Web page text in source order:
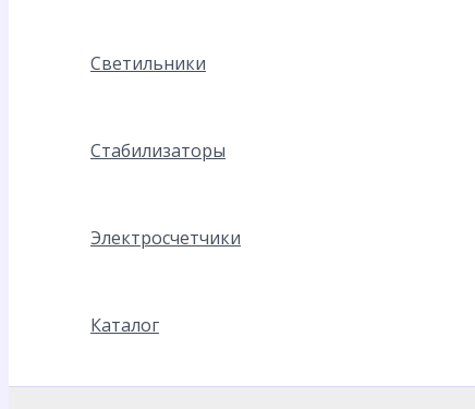
Светильники
Стабилизаторы
Электросчетчики
Каталог